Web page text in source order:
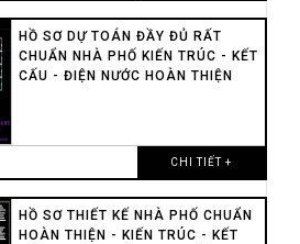
HỒ SƠ DỰ TOÁN ĐẦY ĐỦ RẤT
CHUẨN NHÀ PHỐ KIẾN TRÚC - KẾT
CẤU - ĐIỆN NƯỚC HOÀN THIỆN
CHI TIẾT +
HỒ SƠ THIẾT KẾ NHÀ PHỐ CHUẨN
HOÀN THIỆN - KIẾN TRÚC - KẾT